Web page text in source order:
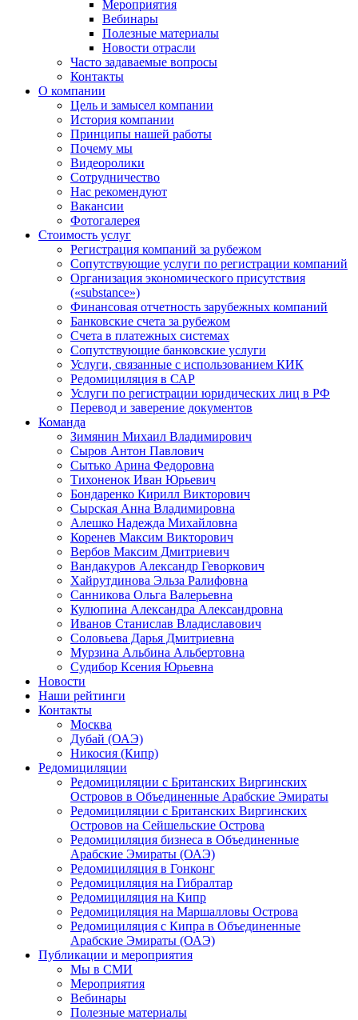
Мероприятия
Вебинары
Полезные материалы
Новости отрасли
Часто задаваемые вопросы
Контакты
О компании
Цель и замысел компании
История компании
Принципы нашей работы
Почему мы
Видеоролики
Сотрудничество
Нас рекомендуют
Вакансии
Фотогалерея
Стоимость услуг
Регистрация компаний за рубежом
Сопутствующие услуги по регистрации компаний
Организация экономического присутствия
(«substance»)
Финансовая отчетность зарубежных компаний
Банковские счета за рубежом
Счета в платежных системах
Сопутствующие банковские услуги
Услуги, связанные с использованием КИК
Редомициляция в САР
Услуги по регистрации юридических лиц в РФ
Перевод и заверение документов
Команда
Зимянин Михаил Владимирович
Сыров Антон Павлович
Сытько Арина Федоровна
Тихоненок Иван Юрьевич
Бондаренко Кирилл Викторович
Сырская Анна Владимировна
Алешко Надежда Михайловна
Коренев Максим Викторович
Вербов Максим Дмитриевич
Вандакуров Александр Геворкович
Хайрутдинова Эльза Ралифовна
Санникова Ольга Валерьевна
Кулюпина Александра Александровна
Иванов Станислав Владиславович
Соловьева Дарья Дмитриевна
Мурзина Альбина Альбертовна
Судибор Ксения Юрьевна
Новости
Наши рейтинги
Контакты
Москва
Дубай (ОАЭ)
Никосия (Кипр)
Редомициляции
Редомициляции с Британских Виргинских
Островов в Объединенные Арабские Эмираты
Редомициляции с Британских Виргинских
Островов на Сейшельские Острова
Редомициляция бизнеса в Объединенные
Арабские Эмираты (ОАЭ)
Редомициляция в Гонконг
Редомициляция на Гибралтар
Редомициляция на Кипр
Редомициляция на Маршалловы Острова
Редомициляция с Кипра в Объединенные
Арабские Эмираты (ОАЭ)
Публикации и мероприятия
Мы в СМИ
Мероприятия
Вебинары
Полезные материалы